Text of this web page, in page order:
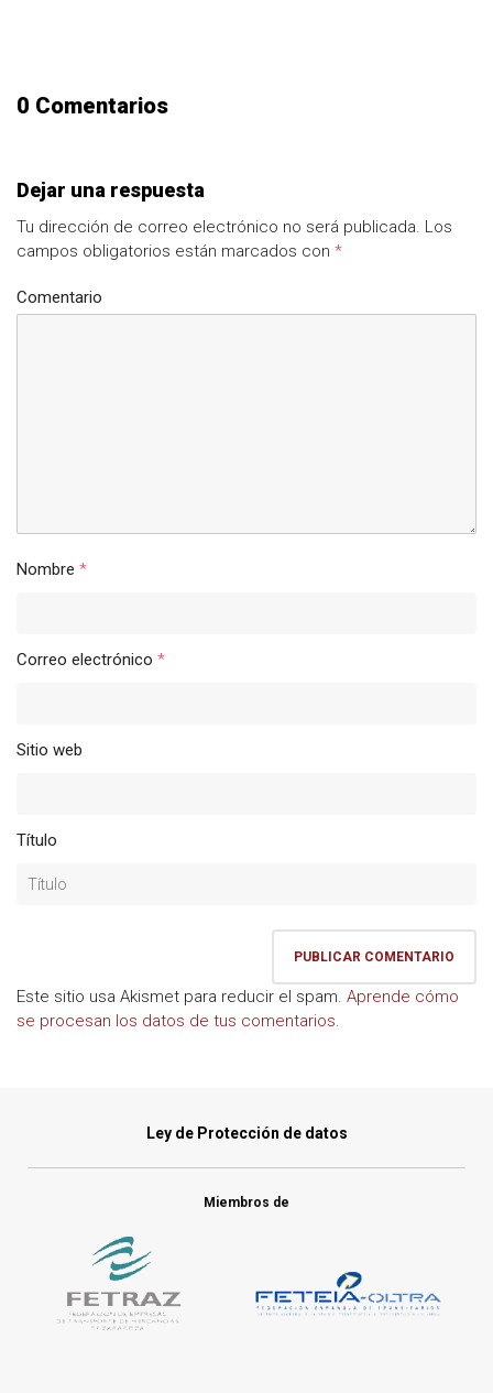
0 Comentarios
Dejar una respuesta
Tu dirección de correo electrónico no será publicada. Los
campos obligatorios están marcados con *
Comentario
Nombre *
Correo electrónico *
Sitio web
Título
Este sitio usa Akismet para reducir el spam. Aprende cómo
se procesan los datos de tus comentarios.
Ley de Protección de datos
Miembros de